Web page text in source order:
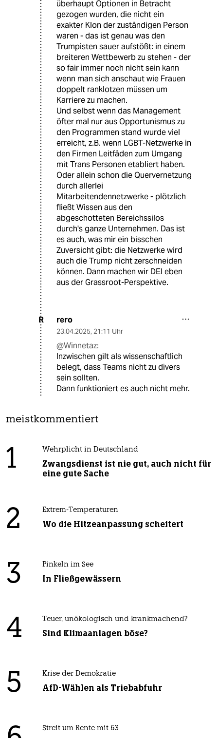
überhaupt Optionen in Betracht
gezogen wurden, die nicht ein
exakter Klon der zuständigen Person
waren - das ist genau was den
Trumpisten sauer aufstößt: in einem
breiteren Wettbewerb zu stehen - der
so fair immer noch nicht sein kann
wenn man sich anschaut wie Frauen
doppelt ranklotzen müssen um
Karriere zu machen.
Und selbst wenn das Management
öfter mal nur aus Opportunismus zu
den Programmen stand wurde viel
erreicht, z.B. wenn LGBT-Netzwerke in
den Firmen Leitfäden zum Umgang
mit Trans Personen etabliert haben.
Oder allein schon die Quervernetzung
durch allerlei
Mitarbeitendennetzwerke - plötzlich
fließt Wissen aus den
abgeschotteten Bereichssilos
durch's ganze Unternehmen. Das ist
es auch, was mir ein bisschen
Zuversicht gibt: die Netzwerke wird
auch die Trump nicht zerschneiden
können. Dann machen wir DEI eben
aus der Grassroot-Perspektive.
R rero
23.04.2025, 21:11 Uhr
@Winnetaz:
Inzwischen gilt als wissenschaftlich
belegt, dass Teams nicht zu divers
sein sollten.
Dann funktioniert es auch nicht mehr.
meistkommentiert
1 Wehrplicht in Deutschland
Zwangsdienst ist nie gut, auch nicht für
eine gute Sache
2 Extrem-Temperaturen
Wo die Hitzeanpassung scheitert
3 Pinkeln im See
In Fließgewässern
4 Teuer, unökologisch und krankmachend?
Sind Klimaanlagen böse?
5 Krise der Demokratie
AfD-Wählen als Triebabfuhr
Streit um Rente mit 63